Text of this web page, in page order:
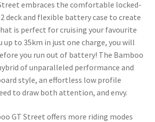
embraces the comfortable locked-
deck and flexible battery case to create
is perfect for cruising your favourite
up to 35km in just one charge, you will
you run out of battery! The Bamboo
of unparalleled performance and
style, an effortless low profile
to draw both attention, and envy.
GT Street offers more riding modes